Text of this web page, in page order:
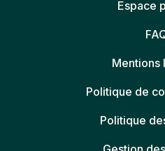
Espace
Mentions
Politique de
Politique